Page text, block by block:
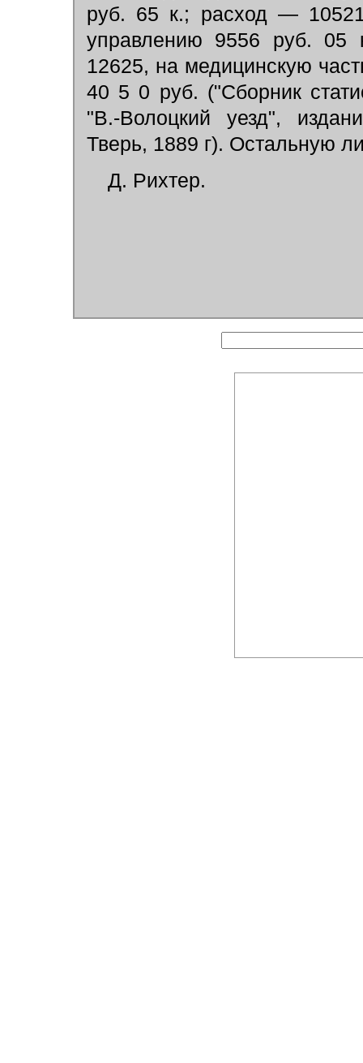
руб. 65 к.; расход —
управлению 9556 руб. 05
12625, на медицинскую
40 5 0 руб. ("Сборник
"В.-Волоцкий уезд",
Тверь, 1889 г). Остальную
Д. Рихтер.